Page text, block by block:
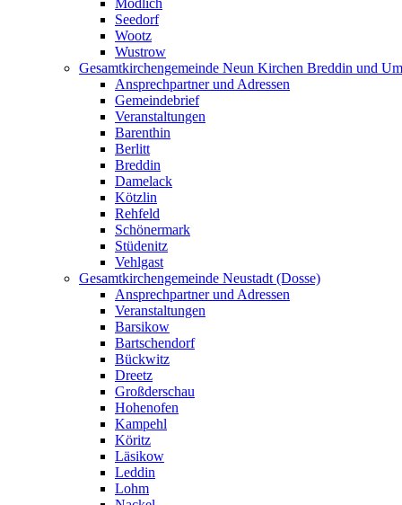
Mödlich
Seedorf
Wootz
Wustrow
Gesamtkirchengemeinde Neun Kirchen Breddin und
Ansprechpartner und Adressen
Gemeindebrief
Veranstaltungen
Barenthin
Berlitt
Breddin
Damelack
Kötzlin
Rehfeld
Schönermark
Stüdenitz
Vehlgast
Gesamtkirchengemeinde Neustadt (Dosse)
Ansprechpartner und Adressen
Veranstaltungen
Barsikow
Bartschendorf
Bückwitz
Dreetz
Großderschau
Hohenofen
Kampehl
Köritz
Läsikow
Leddin
Lohm